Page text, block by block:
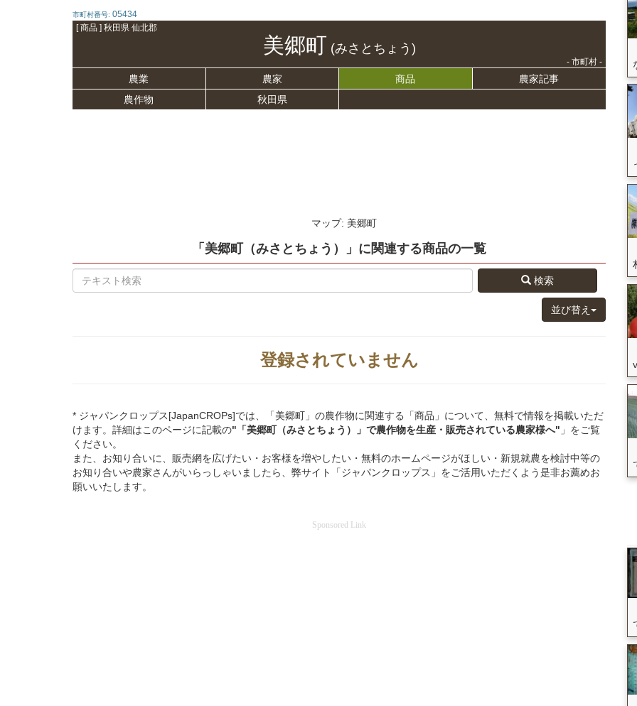
市町村番号: 05434
[ 商品 ] 秋田県 仙北郡
美郷町 (みさとちょう)
- 市町村 -
農業 農家 商品
農家記事
農作物
秋田県
マップ: 美郷町
「美郷町（みさとちょう）」 に関連する商品の一覧
検索
並び替え
登録されていません
* ジャパンクロップス[JapanCROPs]では、「美郷町」の農作物に関連する「商品」について、無料で情報を掲載いただ
けます。詳細はこのページに記載の"「美郷町（みさとちょう）」 で農作物を生産・販売されている農家様へ" 」をご覧
ください。
また、お知り合いに、販売網を広げたい・お客様を増やしたい・無料のホームページがほしい・新規就農を検討中等の
お知り合いや農家さんがいらっしゃいましたら、弊サイト「ジャパンクロップス」をご活用いただくよう是非お薦めお
願いいたします。
Sponsored Link